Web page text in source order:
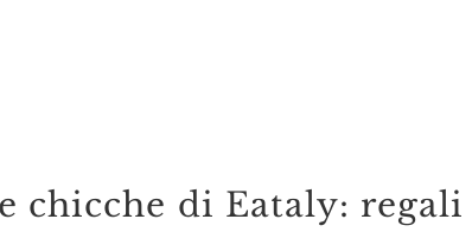
chicche di Eataly: